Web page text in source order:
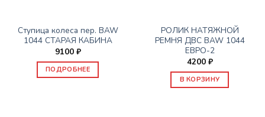
Ступица колеса пер. BAW
1044 СТАРАЯ КАБИНА
9100 ₽
ПОДРОБНЕЕ
РОЛИК НАТЯЖНОЙ
РЕМНЯ ДВС BAW 1044
ЕВРО-2
4200 ₽
В КОРЗИНУ